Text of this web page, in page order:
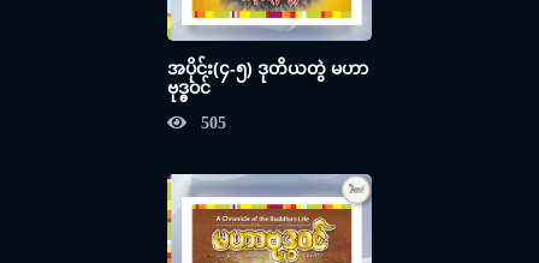
အပိုင်း(၄-၅) ဒုတိယတွဲ မဟာ
ဗုဒ္ဓဝင်
505